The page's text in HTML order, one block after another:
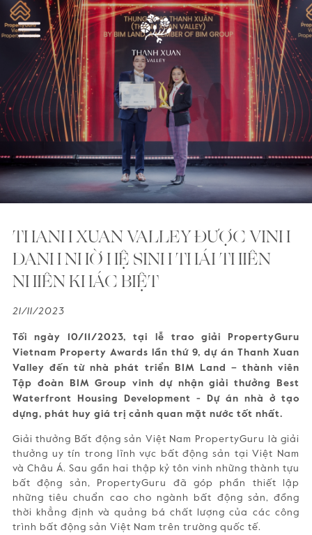
THANH XUAN VALLEY ĐƯỢC VINH
DANH NHỜ HỆ SINH THÁI THIÊN
NHIÊN KHÁC BIỆT
21/11/2023
Tối ngày 10/11/2023, tại lễ trao giải PropertyGuru
Vietnam Property Awards lần thứ 9, dự án Thanh Xuan
Valley đến từ nhà phát triển BIM Land – thành viên
Tập đoàn BIM Group vinh dự nhận giải thưởng Best
Waterfront Housing Development - Dự án nhà ở tạo
dựng, phát huy giá trị cảnh quan mặt nước tốt nhất.
Giải thưởng Bất động sản Việt Nam PropertyGuru là giải
thưởng uy tín trong lĩnh vực bất động sản tại Việt Nam
và Châu Á. Sau gần hai thập kỷ tôn vinh những thành tựu
bất động sản, PropertyGuru đã góp phần thiết lập
những tiêu chuẩn cao cho ngành bất động sản, đồng
thời khẳng định và quảng bá chất lượng của các công
trình bất động sản Việt Nam trên trường quốc tế.